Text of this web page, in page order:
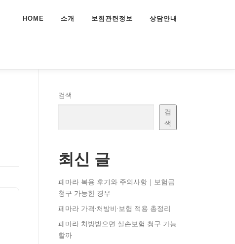
HOME 소개 보험관련정보 상담안내
검색
검
색
최신 글
페마라 복용 후기와 주의사항｜보험금
청구 가능한 경우
페마라 가격·처방비·보험 적용 총정리
페마라 처방받으면 실손보험 청구 가능
할까